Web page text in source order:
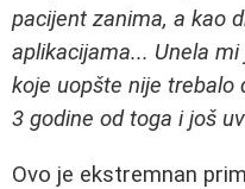
pacijent zanima, a kao
aplikacijama... Unela
koje uopšte nije trebalo
3 godine od toga i još
Ovo je ekstremnan